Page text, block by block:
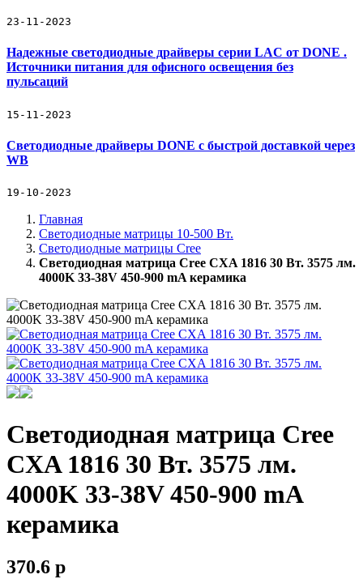
23-11-2023
Надежные светодиодные драйверы серии LAC от DONE .
Источники питания для офисного освещения без
пульсаций
15-11-2023
Светодиодные драйверы DONE с быстрой доставкой через
WB
19-10-2023
Главная
Светодиодные матрицы 10-500 Вт.
Светодиодные матрицы Cree
Светодиодная матрица Cree CXA 1816 30 Вт. 3575 лм.
4000K 33-38V 450-900 mA керамика
Светодиодная матрица Cree
CXA 1816 30 Вт. 3575 лм.
4000K 33-38V 450-900 mA
керамика
370.6 p